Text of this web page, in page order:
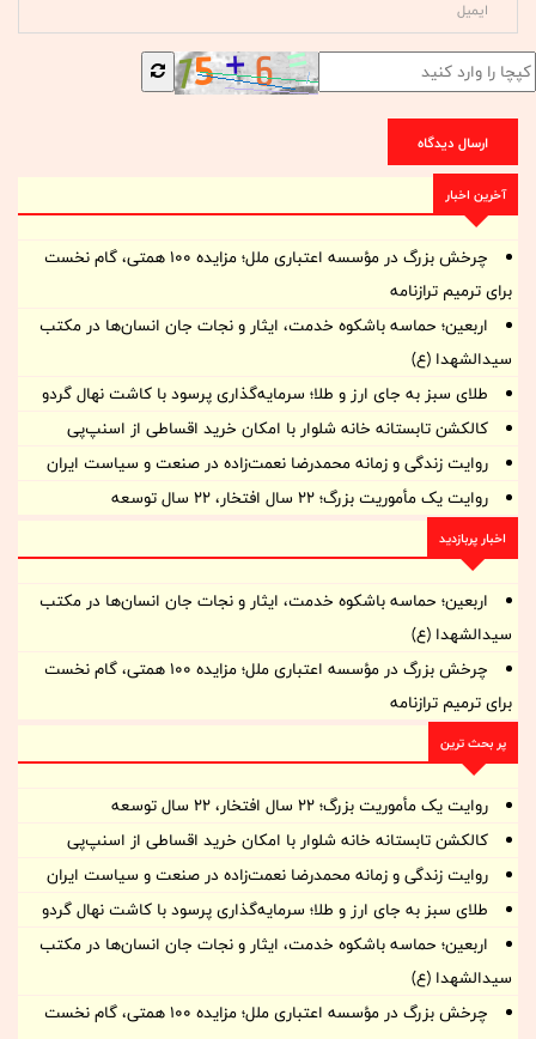
ارسال دیدگاه
آخرین اخبار
چرخش بزرگ در مؤسسه اعتباری ملل؛ مزایده ۱۰۰ همتی، گام نخست
برای ترمیم ترازنامه
اربعین؛ حماسه باشکوه خدمت، ایثار و نجات جان انسان‌ها در مکتب
سیدالشهدا (ع)
طلای سبز به جای ارز و طلا؛ سرمایه‌گذاری پرسود با کاشت نهال گردو
کالکشن تابستانه خانه شلوار با امکان خرید اقساطی از اسنپ‌پی
روایت زندگی و زمانه‌ محمدرضا نعمت‌زاده در صنعت و سیاست ایران
روایت یک مأموریت بزرگ؛ ۲۲ سال افتخار، ۲۲ سال توسعه
اخبار پربازدید
اربعین؛ حماسه باشکوه خدمت، ایثار و نجات جان انسان‌ها در مکتب
سیدالشهدا (ع)
چرخش بزرگ در مؤسسه اعتباری ملل؛ مزایده ۱۰۰ همتی، گام نخست
برای ترمیم ترازنامه
پر بحث ترین
روایت یک مأموریت بزرگ؛ ۲۲ سال افتخار، ۲۲ سال توسعه
کالکشن تابستانه خانه شلوار با امکان خرید اقساطی از اسنپ‌پی
روایت زندگی و زمانه‌ محمدرضا نعمت‌زاده در صنعت و سیاست ایران
طلای سبز به جای ارز و طلا؛ سرمایه‌گذاری پرسود با کاشت نهال گردو
اربعین؛ حماسه باشکوه خدمت، ایثار و نجات جان انسان‌ها در مکتب
سیدالشهدا (ع)
چرخش بزرگ در مؤسسه اعتباری ملل؛ مزایده ۱۰۰ همتی، گام نخست